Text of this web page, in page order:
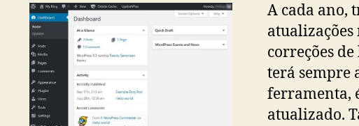
A cada ano,
atualizações
correções
terá sempre
ferramenta,
atualizado.